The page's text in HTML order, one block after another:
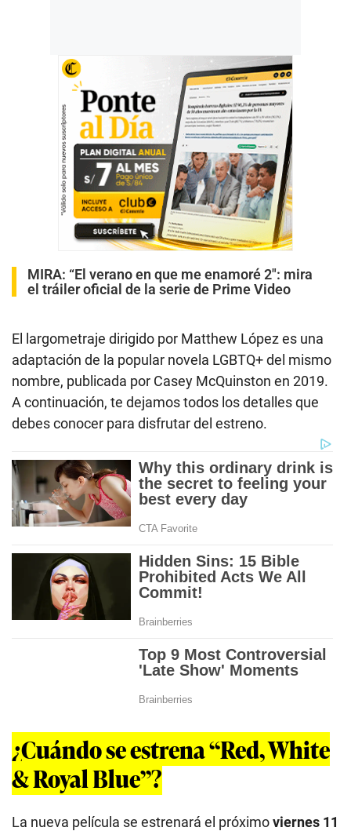
MIRA: “El verano en que me enamoré 2″: mira
el tráiler oficial de la serie de Prime Video
El largometraje dirigido por Matthew López es una
adaptación de la popular novela LGBTQ+ del mismo
nombre, publicada por Casey McQuinston en 2019.
A continuación, te dejamos todos los detalles que
debes conocer para disfrutar del estreno.
¿Cuándo se estrena “Red, White
& Royal Blue”?
La nueva película se estrenará el próximoviernes 11